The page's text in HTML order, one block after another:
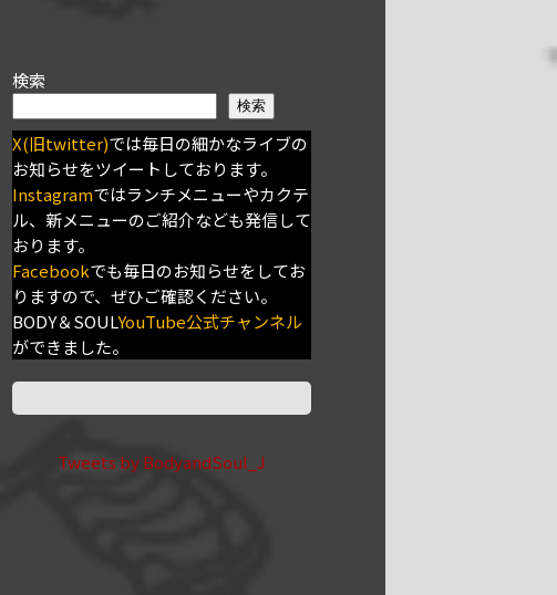
検索
検索
X(旧twitter)では毎日の細かなライブの
お知らせをツイートしております。
Instagramではランチメニューやカクテ
ル、新メニューのご紹介なども発信して
おります。
Facebookでも毎日のお知らせをしてお
りますので、ぜひご確認ください。
BODY＆SOULYouTube公式チャンネル
ができました。
Tweets by BodyandSoul_J